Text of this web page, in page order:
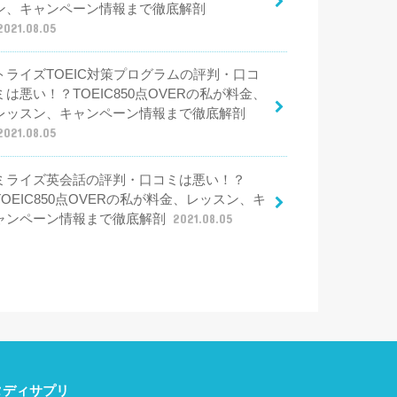
、キャンペーン情報まで徹底解剖
ライズTOEIC対策プログラムの評判・口コ
は悪い！？TOEIC850点OVERの私が料金、
ッスン、キャンペーン情報まで徹底解剖
ライズ英会話の評判・口コミは悪い！？
点OVERの私が料金、レッスン、キ
ンペーン情報まで徹底解剖
2021.08.05
ディサプリ